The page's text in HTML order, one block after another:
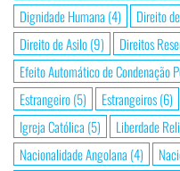
Dignidade Humana (4) Direito
Direito de Asilo(9) Direitos
Efeito Automático de Condenação
Estrangeiro(5) Estrangeiros(6)
Igreja Católica (5) Liberdade
Nacionalidade Angolana (4)